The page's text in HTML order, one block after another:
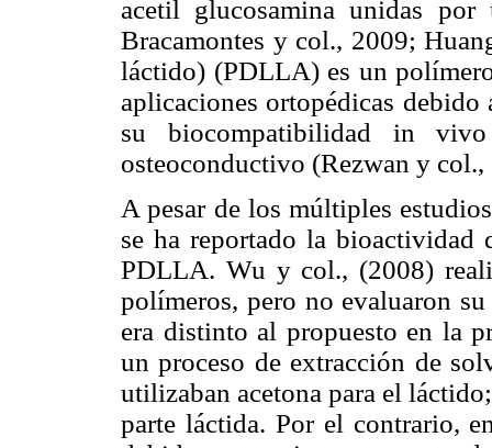
acetil glucosamina unidas
Bracamontes y col., 2009;
láctido) (PDLLA) es un
aplicaciones ortopédicas debido
su biocompatibilidad in
osteoconductivo (Rezwan y col.,
A pesar de los múltiples
se ha reportado la bioactividad
PDLLA. Wu y col., (2008)
polímeros, pero no evaluaron
era distinto al propuesto en la
un proceso de extracción de
utilizaban acetona para el
parte láctida. Por el contrario,